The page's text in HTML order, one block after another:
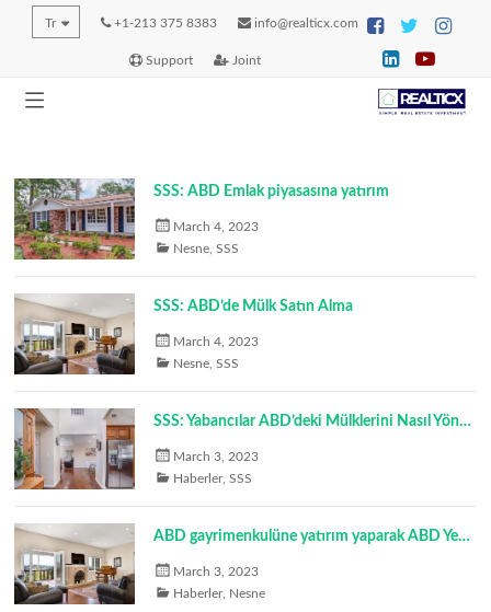
Tr +1-213 375 8383 info@realticx.com
Support Joint
SSS: ABD Emlak piyasasına yatırım
March 4, 2023
Nesne, SSS
SSS: ABD’de Mülk Satın Alma
March 4, 2023
Nesne, SSS
SSS: Yabancılar ABD’deki Mülklerini Nasıl Yönetebilir?
March 3, 2023
Haberler, SSS
ABD gayrimenkulüne yatırım yaparak ABD Yeşil Kartı nasıl alınır?
March 3, 2023
Haberler, Nesne